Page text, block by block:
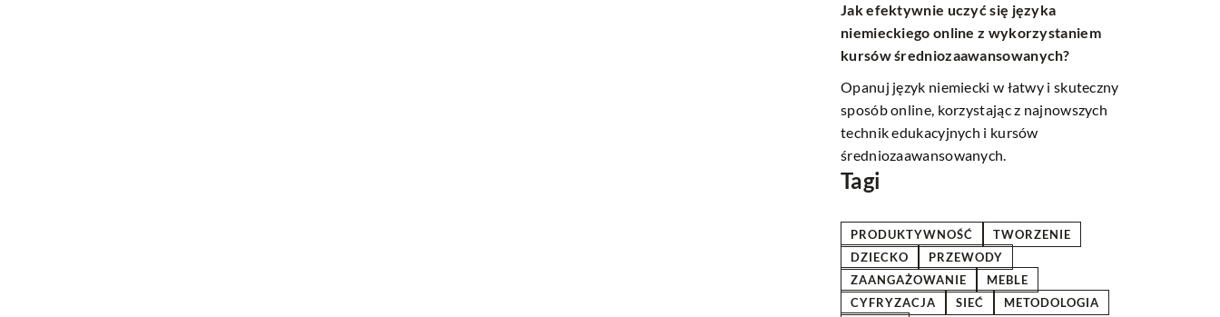
Jak efektywnie uczyć się języka
niemieckiego online z wykorzystaniem
kursów średniozaawansowanych?
Opanuj język niemiecki w łatwy i skuteczny
sposób online, korzystając z najnowszych
technik edukacyjnych i kursów
średniozaawansowanych.
Tagi
PRODUKTYWNOŚĆ
TWORZENIE
DZIECKO
PRZEWODY
ZAANGAŻOWANIE
MEBLE
CYFRYZACJA
SIEĆ
METODOLOGIA